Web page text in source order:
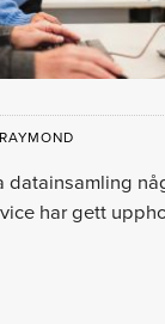
har gett